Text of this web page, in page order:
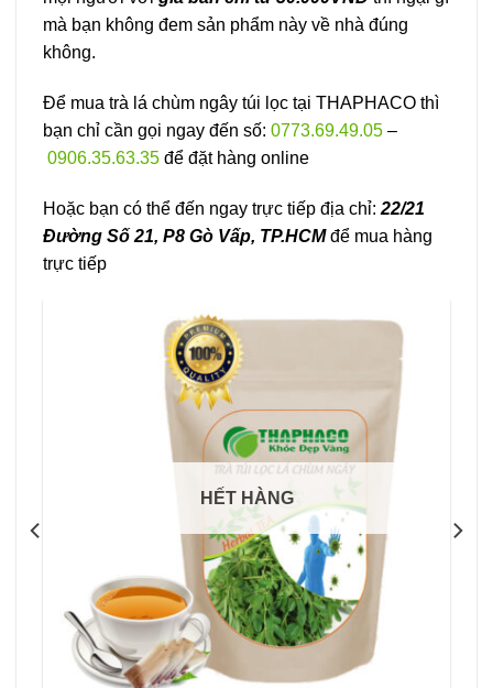
mà bạn không đem sản phẩm này về nhà đúng
không.
Để mua trà lá chùm ngây túi lọc tại THAPHACO thì
bạn chỉ cần gọi ngay đến số: 0773.69.49.05 –
0906.35.63.35 để đặt hàng online
Hoặc bạn có thể đến ngay trực tiếp địa chỉ: 22/21
Đường Số 21, P8 Gò Vấp, TP.HCMđể mua hàng
trực tiếp
HẾT HÀNG